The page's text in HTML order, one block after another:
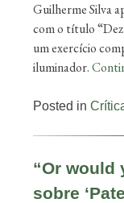
Guilherme Silva
com o título
um exercício
iluminador.
Posted in
“Or would
sobre